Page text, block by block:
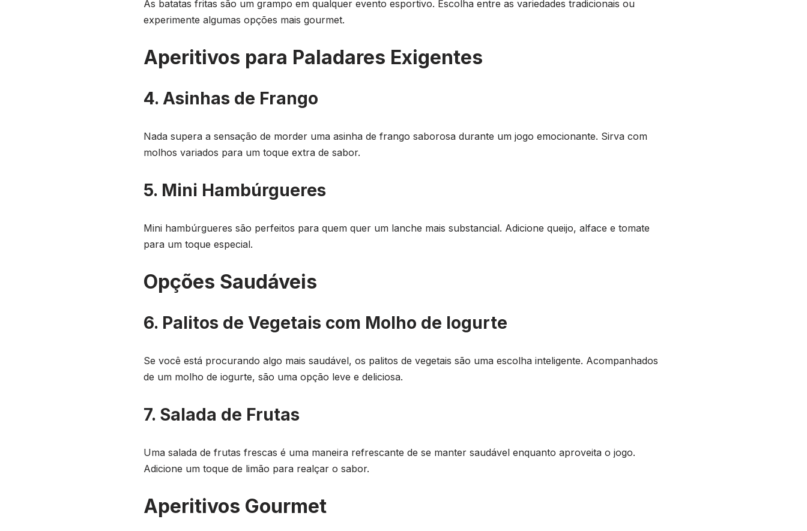
As batatas fritas são um grampo em qualquer evento esportivo. Escolha entre as variedades tradicionais ou
experimente algumas opções mais gourmet.
Aperitivos para Paladares Exigentes
4. Asinhas de Frango
Nada supera a sensação de morder uma asinha de frango saborosa durante um jogo emocionante. Sirva com
molhos variados para um toque extra de sabor.
5. Mini Hambúrgueres
Mini hambúrgueres são perfeitos para quem quer um lanche mais substancial. Adicione queijo, alface e tomate
para um toque especial.
Opções Saudáveis
6. Palitos de Vegetais com Molho de Iogurte
Se você está procurando algo mais saudável, os palitos de vegetais são uma escolha inteligente. Acompanhados
de um molho de iogurte, são uma opção leve e deliciosa.
7. Salada de Frutas
Uma salada de frutas frescas é uma maneira refrescante de se manter saudável enquanto aproveita o jogo.
Adicione um toque de limão para realçar o sabor.
Aperitivos Gourmet